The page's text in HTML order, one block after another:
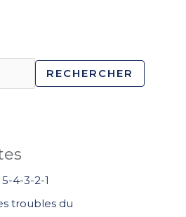
RECHERCHER
4-3-2-1
troubles du